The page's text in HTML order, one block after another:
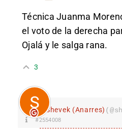
Técnica Juanma
el voto de la derecha
Ojalá y le salga rana.
3
Shevek (Anarres)
#2554008